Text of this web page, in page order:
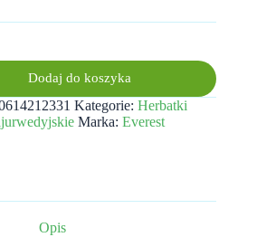
Dodaj do koszyka
Kategorie: Herbatki
Marka: Everest
Opis